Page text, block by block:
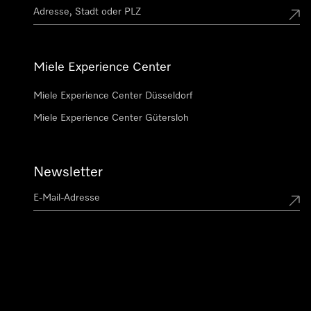
Miele Experience Center
Miele Experience Center Düsseldorf
Miele Experience Center Gütersloh
Newsletter